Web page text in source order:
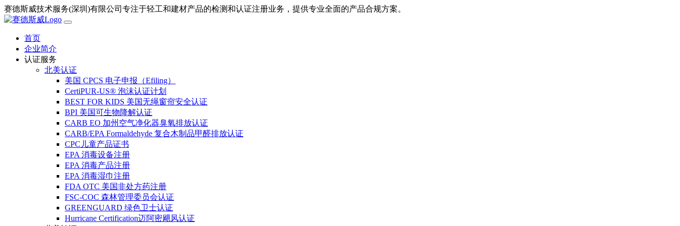
赛德斯威技术服务(深圳)有限公司专注于轻工和建材产品的检测和认证注册业务，提供专业全面的产品合规方案。
首页
企业简介
认证服务
北美认证
美国 CPCS 电子申报（Efiling）
CertiPUR-US® 泡沫认证计划
BEST FOR KIDS 美国无绳窗帘安全认证
BPI 美国可生物降解认证
CARB EO 加州空气净化器臭氧排放认证
CARB/EPA Formaldehyde 复合木制品甲醛排放认证
CPC儿童产品证书
EPA 消毒设备注册
EPA 消毒产品注册
EPA 消毒湿巾注册
FDA OTC 美国非处方药注册
FSC-COC 森林管理委员会认证
GREENGUARD 绿色卫士认证
Hurricane Certification迈阿密飓风认证